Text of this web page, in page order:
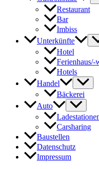
Restaurant
Bar
Imbiss
Unterkünfte
Hotel
Ferienhaus/-
Hotels
Handel
Bäckerei
Auto
Carsharing
Baustellen
Datenschutz
Impressum